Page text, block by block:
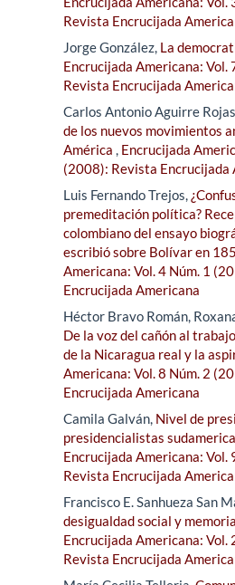
Revista Encrucijada
Jorge González, La
Encrucijada Americana: Vol.
Revista Encrucijada
Carlos Antonio Aguirre
de los nuevos movimientos
América , Encrucijada
(2008): Revista Encrucijada
Luis Fernando Trejos,
premeditación política?
colombiano del ensayo
escribió sobre Bolívar en
Americana: Vol. 4 Núm. 1
Encrucijada Americana
Héctor Bravo Román,
De la voz del cañón al
de la Nicaragua real y la
Americana: Vol. 8 Núm. 2
Encrucijada Americana
Camila Galván, Nivel de
presidencialistas
Encrucijada Americana: Vol.
Revista Encrucijada
Francisco E. Sanhueza San
desigualdad social y
Encrucijada Americana: Vol.
Revista Encrucijada